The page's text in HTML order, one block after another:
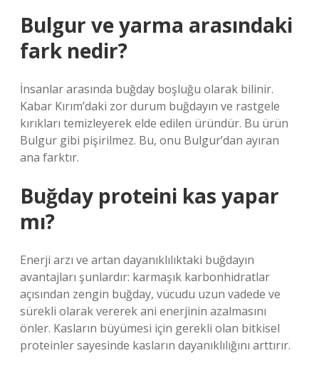
Bulgur ve yarma arasındaki
fark nedir?
İnsanlar arasında buğday boşluğu olarak bilinir.
Kabar Kırım’daki zor durum buğdayın ve rastgele
kırıkları temizleyerek elde edilen üründür. Bu ürün
Bulgur gibi pişirilmez. Bu, onu Bulgur’dan ayıran
ana farktır.
Buğday proteini kas yapar
mı?
Enerji arzı ve artan dayanıklılıktaki buğdayın
avantajları şunlardır: karmaşık karbonhidratlar
açısından zengin buğday, vücudu uzun vadede ve
sürekli olarak vererek ani enerjinin azalmasını
önler. Kasların büyümesi için gerekli olan bitkisel
proteinler sayesinde kasların dayanıklılığını arttırır.